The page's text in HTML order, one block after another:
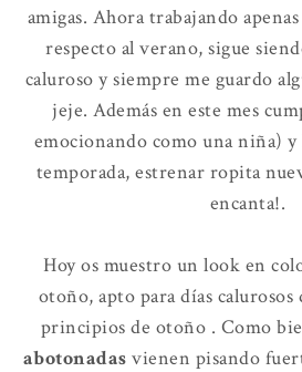
amigas. Ahora trabajando
respecto al verano, sigue
caluroso y siempre me guardo
jeje. Además en este mes
emocionando como una niña) y
temporada, estrenar ropita
encanta!.
Hoy os muestro un look en
otoño, apto para días
principios de otoño . Como
abotonadas vienen pisando